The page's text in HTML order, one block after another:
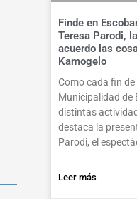
Finde en
Teresa Parodi,
acuerdo las
Kamogelo
Como cada fin
Municipalidad de
distintas
destaca la
Parodi, el
Leer más